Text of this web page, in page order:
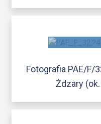
Fotografia PAE/F/
Żdzary